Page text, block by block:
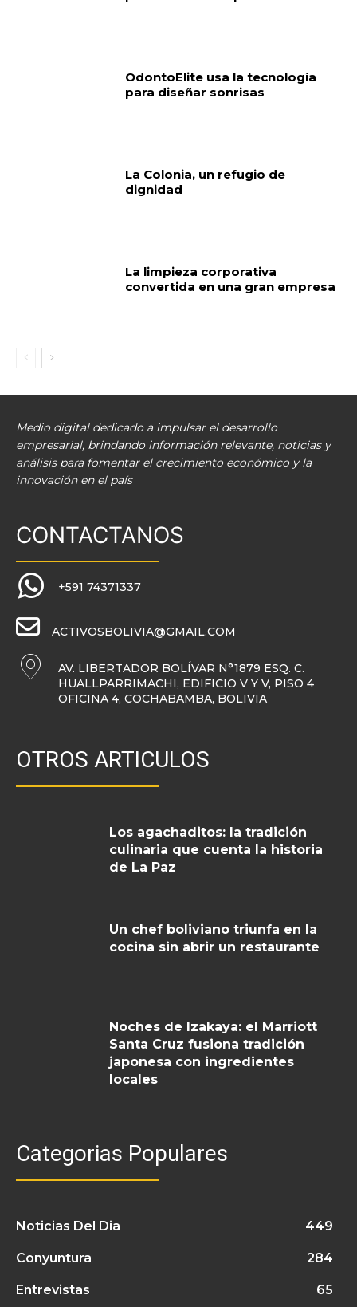
OdontoElite usa la tecnología
para diseñar sonrisas
La Colonia, un refugio de
dignidad
La limpieza corporativa
convertida en una gran empresa
Medio digital dedicado a impulsar el desarrollo
empresarial, brindando información relevante, noticias y
análisis para fomentar el crecimiento económico y la
innovación en el país
CONTACTANOS
+591 74371337
ACTIVOSBOLIVIA@GMAIL.COM
AV. LIBERTADOR BOLÍVAR N°1879 ESQ. C.
HUALLPARRIMACHI, EDIFICIO V Y V, PISO 4
OFICINA 4, COCHABAMBA, BOLIVIA
OTROS ARTICULOS
Los agachaditos: la tradición
culinaria que cuenta la historia
de La Paz
Un chef boliviano triunfa en la
cocina sin abrir un restaurante
Noches de Izakaya: el Marriott
Santa Cruz fusiona tradición
japonesa con ingredientes
locales
Categorias Populares
Noticias Del Dia 449
Conyuntura 284
Entrevistas 65